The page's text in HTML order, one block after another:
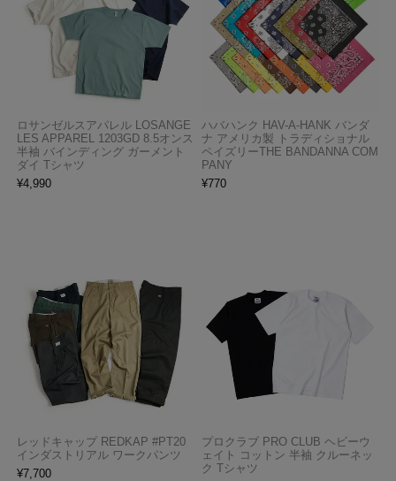
ロサンゼルスアパレル LOSANGE
LES APPAREL 1203GD 8.5オンス
半袖 バインディング ガーメント
ダイ Tシャツ
¥4,990
ハバハンク HAV-A-HANK バンダ
ナ アメリカ製 トラディショナル
ペイズリーTHE BANDANNA COM
PANY
¥770
レッドキャップ REDKAP #PT20
インダストリアル ワークパンツ
¥7,700
プロクラブ PRO CLUB ヘビーウ
ェイト コットン 半袖 クルーネッ
ク Tシャツ